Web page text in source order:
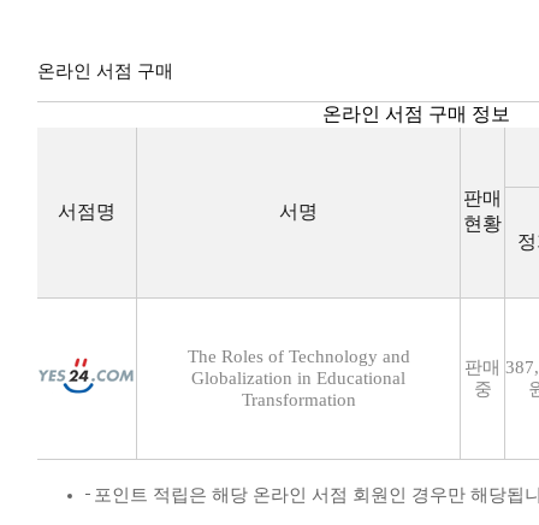
온라인 서점 구매
온라인 서점 구매 정보
서점명 서명
판매
현황
The Roles of Technology and
Globalization in Educational
Transformation
판매
중
포인트 적립은 해당 온라인 서점 회원인 경우만 해당됩